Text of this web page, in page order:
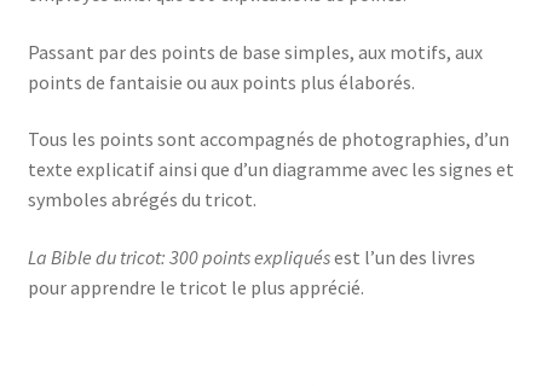
Passant par des points de base simples, aux motifs, aux
points de fantaisie ou aux points plus élaborés.
Tous les points sont accompagnés de photographies, d’un
texte explicatif ainsi que d’un diagramme avec les signes et
symboles abrégés du tricot.
La Bible du tricot: 300 pointsexpliquésest l’un des livres
pour apprendre le tricot le plus apprécié.